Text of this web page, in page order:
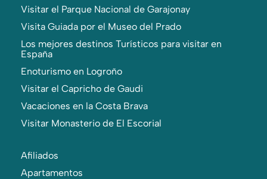
Visitar el Parque Nacional de Garajonay
Visita Guiada por el Museo del Prado
Los mejores destinos Turísticos para visitar en
España
Enoturismo en Logroño
Visitar el Capricho de Gaudi
Vacaciones en la Costa Brava
Visitar Monasterio de El Escorial
Afiliados
Apartamentos